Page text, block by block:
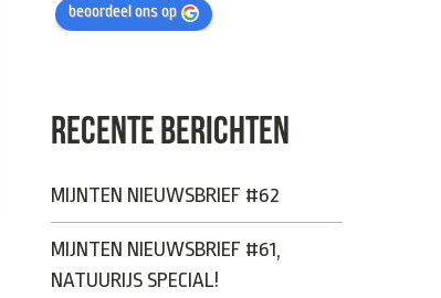
beoordeel ons op
RECENTE BERICHTEN
MIJNTEN NIEUWSBRIEF #62
MIJNTEN NIEUWSBRIEF #61,
NATUURIJS SPECIAL!